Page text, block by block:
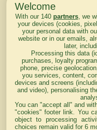
Welcome
With our 140 partners, we
your devices (cookies,
your personal data with
website or in our emails,
later,
Processing this data
purchases, loyalty
phone, precise
you services, content,
devices and screens
and video), personalising
You can "accept all" and
"cookies" footer link . You
object to processing
choices remain valid for 6